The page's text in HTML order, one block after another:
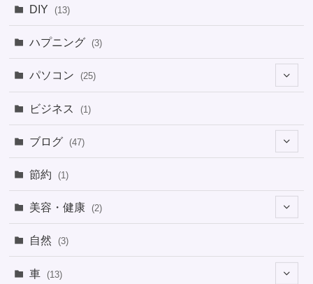
DIY (13)
ハプニング (3)
パソコン (25)
(8)
(1)
(1) (6)
(4)
ビジネス (1)
ブログ (47)
節約 (1)
美容・健康 (2)
(1)
自然 (3)
車 (13)